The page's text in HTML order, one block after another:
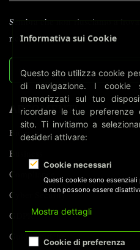
Sembra che non riusciamo a
ricerca può aiutare.
ARGOMENTI
Biometria
Business
Compliance
Cyber Security
GDPR
Guide Pratiche
Informativa sui Cookie
Questo sito utilizza cookie
di navigazione. I
memorizzati sul tuo
ricordare le tue preferenze
sito. Ti invitiamo a
desideri attivare:
Cookie necessari
Questi cookie sono
e non possono essere
Mostra dettagli
Cookie di preferenza